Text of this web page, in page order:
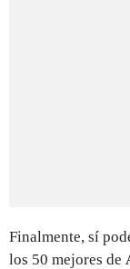
Finalmente, sí
los 50 mejores de